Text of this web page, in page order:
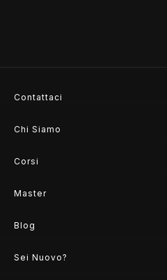
Contattaci
Chi Siamo
Corsi
Master
Blog
Sei Nuovo?